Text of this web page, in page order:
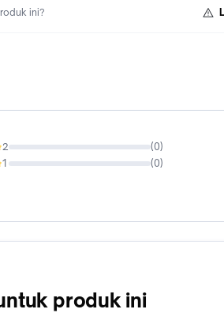
ini?
2 (0)
1 (0)
produk ini